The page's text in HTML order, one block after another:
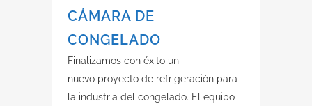
CÁMARA DE
CONGELADO
Finalizamos con éxito un
nuevo proyecto de refrigeración para
la industria del congelado. El equipo